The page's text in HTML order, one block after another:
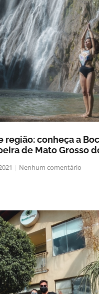
região: conheça a
de Mato Grosso
Nenhum comentário